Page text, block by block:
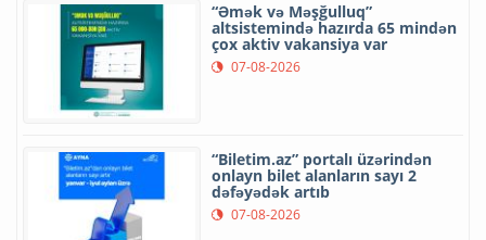
“Əmək və Məşğulluq”
altsistemində hazırda 65 mindən
çox aktiv vakansiya var
07-08-2026
“Biletim.az” portalı üzərindən
onlayn bilet alanların sayı 2
dəfəyədək artıb
07-08-2026